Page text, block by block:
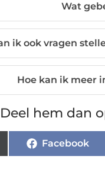
Wat
ik ook vragen
Hoe kan ik meer
hem dan
Facebook